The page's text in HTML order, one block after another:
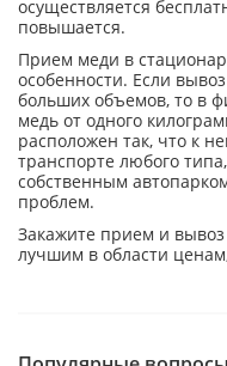
осуществляется
повышается.
Прием меди в
особенности. Если
больших объемов, то в
медь от одного
расположен так, что к
транспорте любого
собственным
проблем.
Закажите прием и
лучшим в области